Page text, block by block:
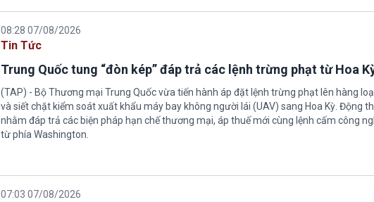
08:28 07/08/2026
Tin Tức
Trung Quốc tung “đòn kép” đáp trả các lệnh trừng phạt từ Hoa
(TAP) - Bộ Thương mại Trung Quốc vừa tiến hành áp đặt lệnh trừng phạt lên hàng
và siết chặt kiểm soát xuất khẩu máy bay không người lái (UAV) sang Hoa Kỳ. Động
nhằm đáp trả các biện pháp hạn chế thương mại, áp thuế mới cùng lệnh cấm công
từ phía Washington.
07:03 07/08/2026